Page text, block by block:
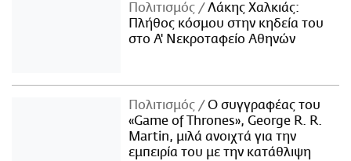
Πολιτισμός
Λάκης Χαλκιάς:
Πλήθος κόσμου στην κηδεία του
στο Α' Νεκροταφείο Αθηνών
Πολιτισμός
Ο συγγραφέας του
«Game of Thrones», George R. R.
Martin, μιλά ανοιχτά για την
εμπειρία του με την κατάθλιψη